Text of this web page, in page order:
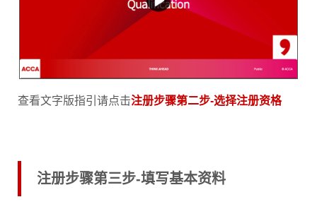
查看文字版指引请点击注册步骤第二步-选择注册资格
注册步骤第三步-填写基本资料